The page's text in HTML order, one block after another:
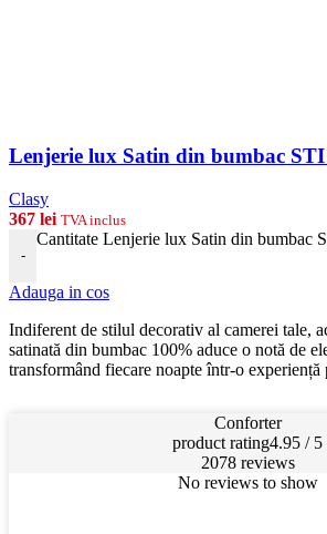
Lenjerie lux Satin din bumbac
Clasy
367 lei TVA inclus
-
Cantitate Lenjerie lux Satin din bumbac
Adauga in cos
Indiferent de stilul decorativ al camerei tale,
satinată din bumbac 100% aduce o notă de
transformând fiecare noapte într-o experiență
Conforter
product rating4.95 / 5
2078 reviews
No reviews to show